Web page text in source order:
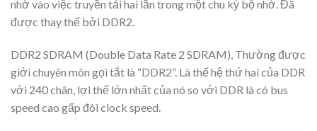
nhờ vào việc truyền tải hai lần trong một chu kỳ bộ nhớ. Đã
được thay thế bởi DDR2.
DDR2 SDRAM (Double Data Rate 2 SDRAM), Thường được
giới chuyên môn gọi tắt là “DDR2”. Là thế hệ thứ hai của DDR
với 240 chân, lợi thế lớn nhất của nó so với DDR là có bus
speed cao gấp đôi clock speed.